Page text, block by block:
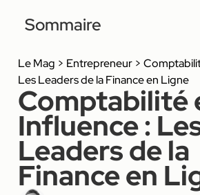
Sommaire
Le Mag > Entrepreneur >
Les Leaders de la Finance en Ligne
Comptabilité
Influence :
Leaders de la
Finance en